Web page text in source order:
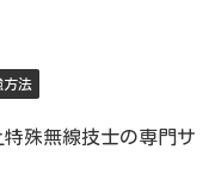
方法
殊無線技士の専門サ